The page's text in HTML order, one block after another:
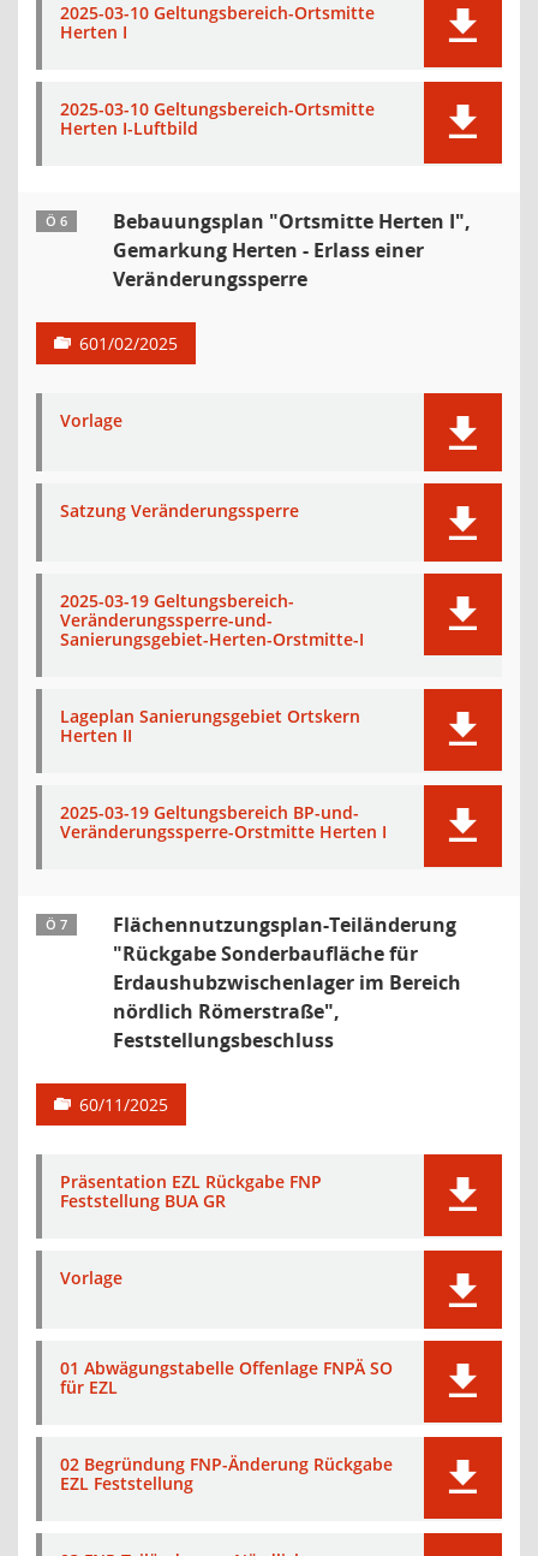
2025-03-10 Geltungsbereich-Ortsmitte
Herten I
2025-03-10 Geltungsbereich-Ortsmitte
Herten I-Luftbild
Ö 6
Bebauungsplan "Ortsmitte Herten I",
Gemarkung Herten - Erlass einer
Veränderungssperre
601/02/2025
Vorlage
Satzung Veränderungssperre
2025-03-19 Geltungsbereich-
Veränderungssperre-und-
Sanierungsgebiet-Herten-Orstmitte-I
Lageplan Sanierungsgebiet Ortskern
Herten II
2025-03-19 Geltungsbereich BP-und-
Veränderungssperre-Orstmitte Herten I
Ö 7
Flächennutzungsplan-Teiländerung
"Rückgabe Sonderbaufläche für
Erdaushubzwischenlager im Bereich
nördlich Römerstraße",
Feststellungsbeschluss
60/11/2025
Präsentation EZL Rückgabe FNP
Feststellung BUA GR
Vorlage
01 Abwägungstabelle Offenlage FNPÄ SO
für EZL
02 Begründung FNP-Änderung Rückgabe
EZL Feststellung